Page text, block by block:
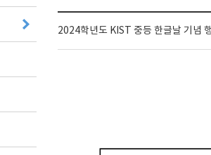
2024학년도 KIST 중등 한글날 기념